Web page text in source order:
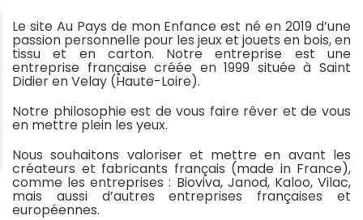
Le site Au Pays de mon Enfance est né en 2019 d’une
passion personnelle pour les jeux et jouets en bois, en
tissu et en carton. Notre entreprise est une
entreprise française créée en 1999 située à Saint
Didier en Velay (Haute-Loire).
Notre philosophie est de vous faire rêver et de vous
en mettre plein les yeux.
Nous souhaitons valoriser et mettre en avant les
créateurs et fabricants français (made in France),
comme les entreprises : Bioviva, Janod, Kaloo, Vilac,
mais aussi d’autres entreprises françaises et
européennes.